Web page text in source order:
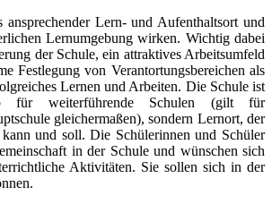
Lern- und Aufenthaltsort und
Lernumgebung wirken. Wichtig dabei
der Schule, ein attraktives Arbeitsumfeld
Festlegung von Verantortungsbereichen als
Lernen und Arbeiten. Die Schule ist
für weiterführende Schulen (gilt für
gleichermaßen), sondern Lernort, der
und soll. Die Schülerinnen und Schüler
in der Schule und wünschen sich
Aktivitäten. Sie sollen sich in der